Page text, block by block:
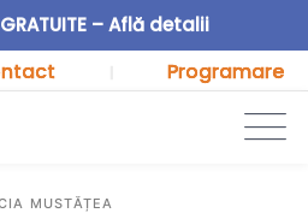
– Află detalii
Programare
MUSTĂȚEA